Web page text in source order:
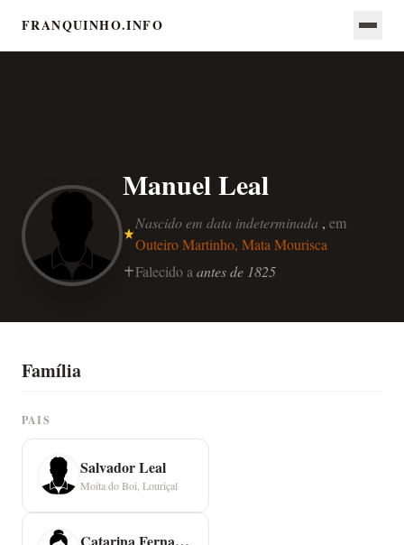
FRANQUINHO.INFO
Manuel Leal
Nascido em data indeterminada , em
Outeiro Martinho, Mata Mourisca
Falecido a antes de 1825
Família
PAIS
Salvador Leal
Moita do Boi, Louriçal